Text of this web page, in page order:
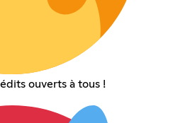
ouverts à tous !